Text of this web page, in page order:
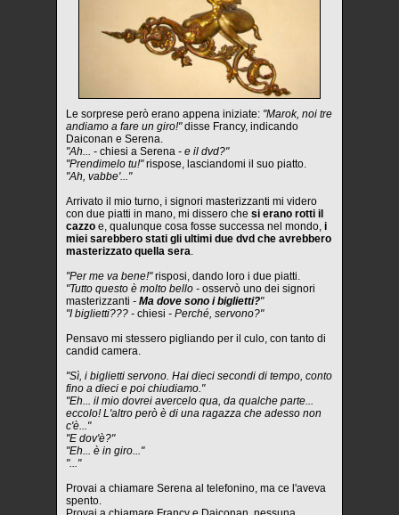
Le sorprese però erano appena iniziate: "Marok, noi tre
andiamo a fare un giro!"disse Francy, indicando
Daiconan e Serena.
"Ah... - chiesi a Serena - e il dvd?"
"Prendimelo tu!"rispose, lasciandomi il suo piatto.
"Ah, vabbe'..."
Arrivato il mio turno, i signori masterizzanti mi videro
con due piatti in mano, mi dissero che si erano rotti il
cazzo e, qualunque cosa fosse successa nel mondo, i
miei sarebbero stati gli ultimi due dvd che avrebbero
masterizzato quella sera
"Per me va bene!"risposi, dando loro i due piatti.
"Tutto questo è molto bello - osservò uno dei signori
masterizzanti - Ma dove sono i biglietti?"
"I biglietti??? - chiesi - Perché, servono?"
Pensavo mi stessero pigliando per il culo, con tanto di
candid camera.
"Sì, i biglietti servono. Hai dieci secondi di tempo, conto
fino a dieci e poi chiudiamo."
"Eh... il mio dovrei avercelo qua, da qualche parte...
eccolo! L'altro però è di una ragazza che adesso non
c'è..."
"E dov'è?"
"Eh... è in giro..."
"..."
Provai a chiamare Serena al telefonino, ma ce l'aveva
spento.